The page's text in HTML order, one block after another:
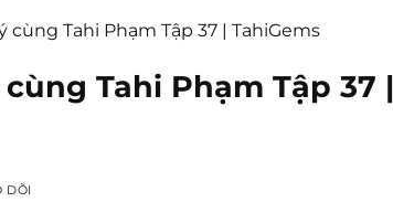
cùng Tahi Phạm Tập 37 | TahiGems
Tahi Phạm Tập 37 |
DÕI